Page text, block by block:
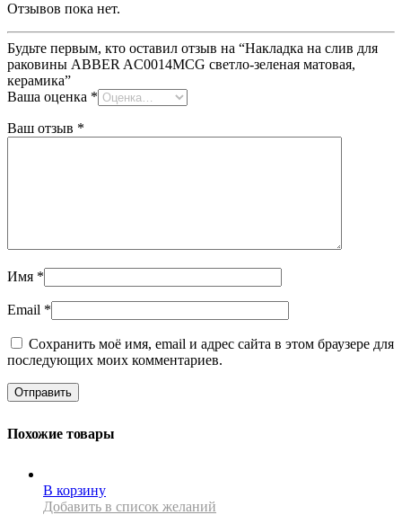
Отзывов пока нет.
Будьте первым, кто оставил отзыв на “Накладка на слив для
раковины ABBER AC0014MCG светло-зеленая матовая,
керамика”
Ваша оценка *
Ваш отзыв *
Имя *
Email *
Сохранить моё имя, email и адрес сайта в этом браузере для
последующих моих комментариев.
Похожие товары
В корзину
Добавить в список желаний